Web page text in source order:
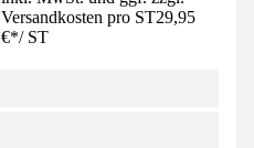
Versandkosten pro ST29,95
€*/ ST